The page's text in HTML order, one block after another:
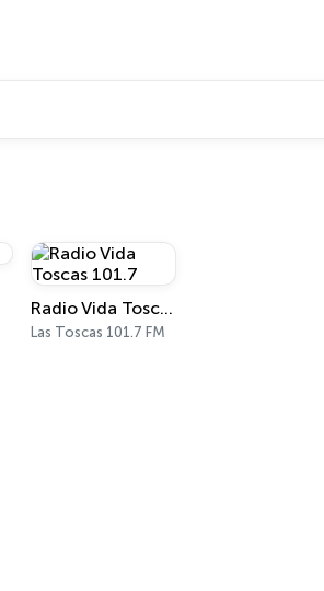
Radio Vida Toscas 101.7
Las Toscas 101.7 FM